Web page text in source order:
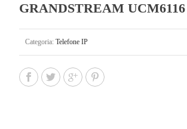
GRANDSTREAM UCM6116
Categoria: Telefone IP